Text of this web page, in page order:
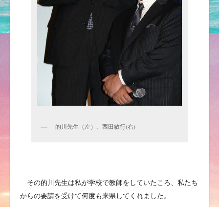
的川先生（左）、西田敏行(右)
その的川先生は私が学校で教師をしていたころ、私たち
からの要請を受けて何度も来県してくれました。